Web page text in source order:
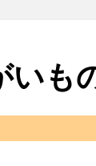
いも